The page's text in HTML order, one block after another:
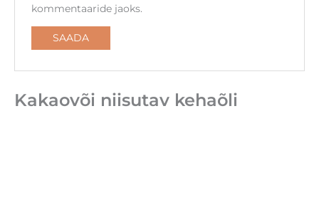
kommentaaride jaoks.
Kakaovõi niisutav kehaõli